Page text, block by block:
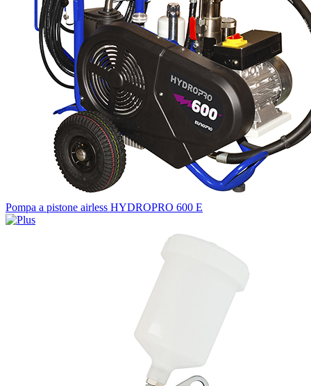
Pompa a pistone airless HYDROPRO 600 E